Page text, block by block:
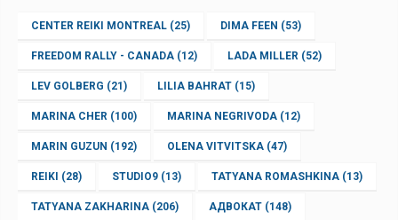
CENTER REIKI MONTREAL (25) DIMA FEEN (53)
FREEDOM RALLY - CANADA (12) LADA MILLER (52)
LEV GOLBERG (21) LILIA BAHRAT (15)
MARINA CHER (100) MARINA NEGRIVODA (12)
MARIN GUZUN (192) OLENA VITVITSKA (47)
REIKI (28) STUDIO9 (13) TATYANA ROMASHKINA (13)
TATYANA ZAKHARINA (206) АДВОКАТ (148)